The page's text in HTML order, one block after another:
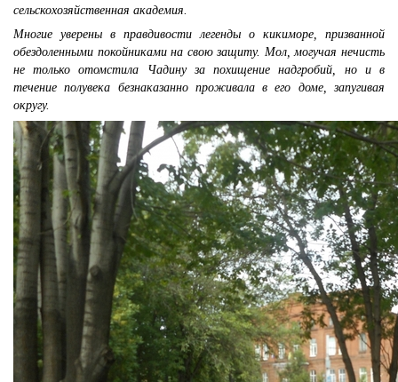
сельскохозяйственная академия.
Многие уверены в правдивости легенды о кикиморе, призванной
обездоленными покойниками на свою защиту. Мол, могучая нечисть
не только отомстила Чадину за похищение надгробий, но и в
течение полувека безнаказанно проживала в его доме, запугивая
округу.